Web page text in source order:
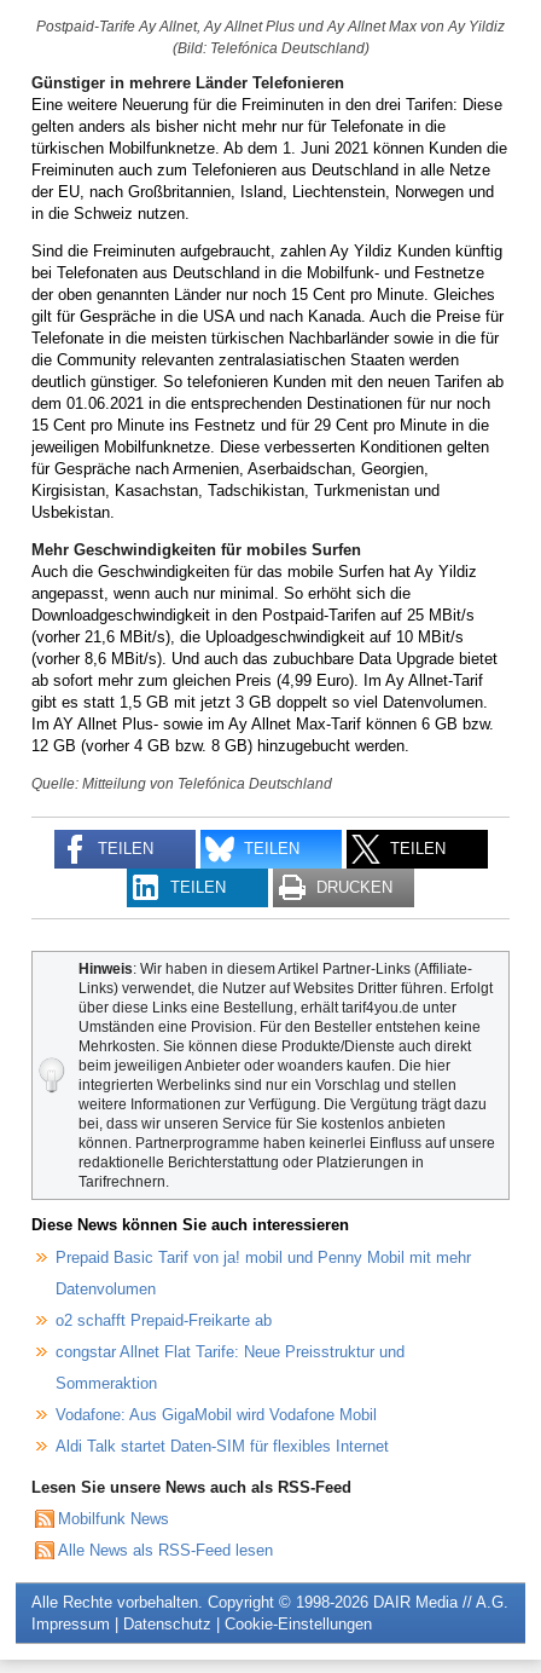
Postpaid-Tarife Ay Allnet, Ay Allnet Plus und Ay Allnet Max von Ay Yildiz
(Bild: Telefónica Deutschland)
Günstiger in mehrere Länder Telefonieren
Eine weitere Neuerung für die Freiminuten in den drei Tarifen: Diese
gelten anders als bisher nicht mehr nur für Telefonate in die
türkischen Mobilfunknetze. Ab dem 1. Juni 2021 können Kunden die
Freiminuten auch zum Telefonieren aus Deutschland in alle Netze
der EU, nach Großbritannien, Island, Liechtenstein, Norwegen und
in die Schweiz nutzen.
Sind die Freiminuten aufgebraucht, zahlen Ay Yildiz Kunden künftig
bei Telefonaten aus Deutschland in die Mobilfunk- und Festnetze
der oben genannten Länder nur noch 15 Cent pro Minute. Gleiches
gilt für Gespräche in die USA und nach Kanada. Auch die Preise für
Telefonate in die meisten türkischen Nachbarländer sowie in die für
die Community relevanten zentralasiatischen Staaten werden
deutlich günstiger. So telefonieren Kunden mit den neuen Tarifen ab
dem 01.06.2021 in die entsprechenden Destinationen für nur noch
15 Cent pro Minute ins Festnetz und für 29 Cent pro Minute in die
jeweiligen Mobilfunknetze. Diese verbesserten Konditionen gelten
für Gespräche nach Armenien, Aserbaidschan, Georgien,
Kirgisistan, Kasachstan, Tadschikistan, Turkmenistan und
Usbekistan.
Mehr Geschwindigkeiten für mobiles Surfen
Auch die Geschwindigkeiten für das mobile Surfen hat Ay Yildiz
angepasst, wenn auch nur minimal. So erhöht sich die
Downloadgeschwindigkeit in den Postpaid-Tarifen auf 25 MBit/s
(vorher 21,6 MBit/s), die Uploadgeschwindigkeit auf 10 MBit/s
(vorher 8,6 MBit/s). Und auch das zubuchbare Data Upgrade bietet
ab sofort mehr zum gleichen Preis (4,99 Euro). Im Ay Allnet-Tarif
gibt es statt 1,5 GB mit jetzt 3 GB doppelt so viel Datenvolumen.
Im AY Allnet Plus- sowie im Ay Allnet Max-Tarif können 6 GB bzw.
12 GB (vorher 4 GB bzw. 8 GB) hinzugebucht werden.
Quelle: Mitteilung von Telefónica Deutschland
TEILEN TEILEN TEILEN
TEILEN DRUCKEN
Hinweis: Wir haben in diesem Artikel Partner-Links (Affiliate-
Links) verwendet, die Nutzer auf Websites Dritter führen. Erfolgt
über diese Links eine Bestellung, erhält tarif4you.de unter
Umständen eine Provision. Für den Besteller entstehen keine
Mehrkosten. Sie können diese Produkte/Dienste auch direkt
beim jeweiligen Anbieter oder woanders kaufen. Die hier
integrierten Werbelinks sind nur ein Vorschlag und stellen
weitere Informationen zur Verfügung. Die Vergütung trägt dazu
bei, dass wir unseren Service für Sie kostenlos anbieten
können. Partnerprogramme haben keinerlei Einfluss auf unsere
redaktionelle Berichterstattung oder Platzierungen in
Tarifrechnern.
Diese News können Sie auch interessieren
Prepaid Basic Tarif von ja! mobil und Penny Mobil mit mehr
Datenvolumen
o2 schafft Prepaid-Freikarte ab
congstar Allnet Flat Tarife: Neue Preisstruktur und
Sommeraktion
Vodafone: Aus GigaMobil wird Vodafone Mobil
Aldi Talk startet Daten-SIM für flexibles Internet
Lesen Sie unsere News auch als RSS-Feed
Mobilfunk News
Alle News als RSS-Feed lesen
Alle Rechte vorbehalten. Copyright © 1998-2026 DAIR Media // A.G.
Impressum
Datenschutz Cookie-Einstellungen